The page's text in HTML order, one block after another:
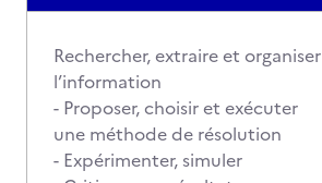
Rechercher, extraire et organiser
l’information
- Proposer, choisir et exécuter
une méthode de résolution
- Expérimenter, simuler